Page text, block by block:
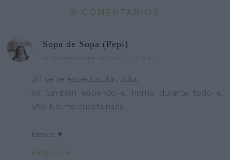
8 COMENTARIOS
Sopa de Sopa (Pepi)
Uff se ve espectacular, Julia.
Yo también enciendo el horno durante todo el
año. No me cuesta nada.
Besos ♥
Responder